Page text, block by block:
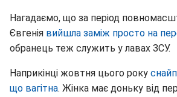
Нагадаємо, що за період
Євгенія вийшла заміж просто на
обранець теж служить у лавах ЗСУ.
Наприкінці жовтня цього року
що вагітна. Жінка має доньку від